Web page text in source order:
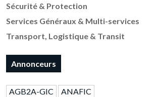
Sécurité & Protection
Services Généraux & Multi-services
Transport, Logistique & Transit
Annonceurs
AGB2A-GIC
ANAFIC